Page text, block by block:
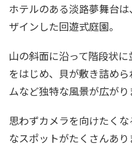
ホテルのある淡路夢舞台
ザインした回遊式庭園。
山の斜面に沿って階段状に
をはじめ、貝が敷き詰め
ムなど独特な風景が広がり
思わずカメラを向けたく
なスポットがたくさんあり